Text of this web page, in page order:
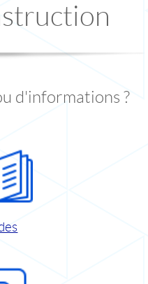
d'informations ?